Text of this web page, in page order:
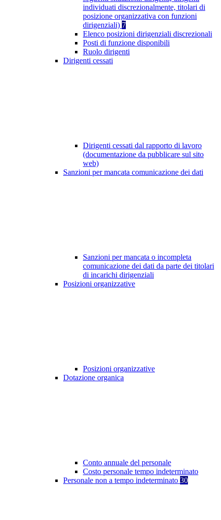
individuati discrezionalmente, titolari di
posizione organizzativa con funzioni
dirigenziali) 7
Elenco posizioni dirigenziali discrezionali
Posti di funzione disponibili
Ruolo dirigenti
Dirigenti cessati
Dirigenti cessati dal rapporto di lavoro
(documentazione da pubblicare sul sito
web)
Sanzioni per mancata comunicazione dei dati
Sanzioni per mancata o incompleta
comunicazione dei dati da parte dei titolari
di incarichi dirigenziali
Posizioni organizzative
Posizioni organizzative
Dotazione organica
Conto annuale del personale
Costo personale tempo indeterminato
Personale non a tempo indeterminato 30